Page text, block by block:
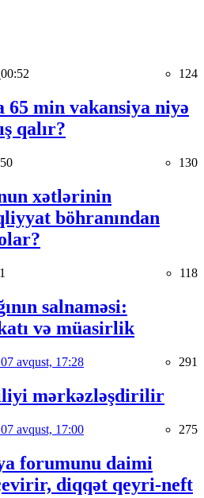
00:52 124
65 min vakansiya niyə
qalır?
130
xətlərinin
böhranından
118
salnaməsi:
və müasirlik
07 avqust, 17:28 291
mərkəzləşdirilir
07 avqust, 17:00 275
forumunu daimi
diqqət qeyri-neft